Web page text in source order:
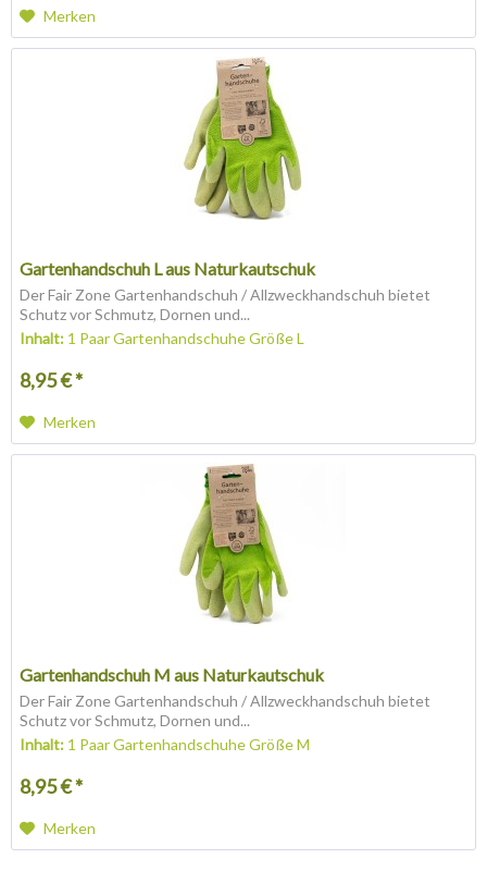
Merken
Gartenhandschuh L aus Naturkautschuk
Der Fair Zone Gartenhandschuh / Allzweckhandschuh bietet
Schutz vor Schmutz, Dornen und...
Inhalt: 1 Paar Gartenhandschuhe Größe L
8,95 € *
Merken
Gartenhandschuh M aus Naturkautschuk
Der Fair Zone Gartenhandschuh / Allzweckhandschuh bietet
Schutz vor Schmutz, Dornen und...
Inhalt: 1 Paar Gartenhandschuhe Größe M
8,95 € *
Merken